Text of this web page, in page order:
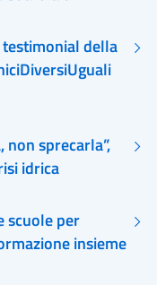
della
non sprecarla”,
idrica
scuole per
insieme